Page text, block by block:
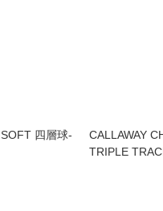
四層球-
CALLAWAY
TRIPLE